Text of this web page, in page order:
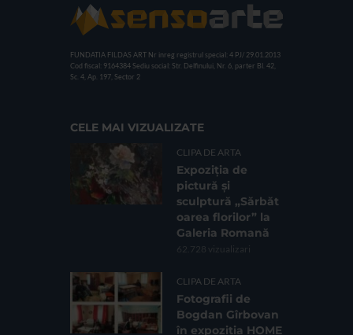
FUNDATIA FILDAS ART Nr inreg registrul special: 4 PJ/ 29.01.2013
Cod fiscal: 9164384 Sediu social: Str. Delfinului, Nr. 6, parter Bl. 42,
Sc. 4, Ap. 197, Sector 2
CELE MAI VIZUALIZATE
CLIPA DE ARTA
Expoziția de
pictură și
sculptură „Sărbăt
oarea florilor” la
Galeria Romană
62.728 vizualizari
CLIPA DE ARTA
Fotografii de
Bogdan Gîrbovan
în expoziția HOME